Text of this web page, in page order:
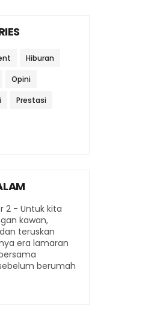
Hiburan
Opini
Prestasi
2 - Untuk kita
kawan,
teruskan
era lamaran
berumah